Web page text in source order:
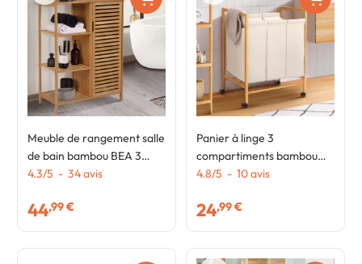
Meuble de rangement salle
de bain bambou BEA 3
étagères avec placard
4.3/5 - 34avis
44,99 €
Panier à linge 3
compartiments bambou
RITA tissu écru avec
4.8/5 - 10avis
24,99 €